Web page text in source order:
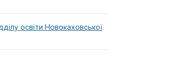
освіти Новокаховської